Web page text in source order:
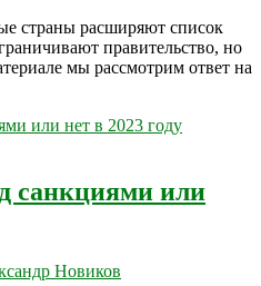
страны расширяют список
правительство, но
мы рассмотрим ответ на
санкциями или
Новиков